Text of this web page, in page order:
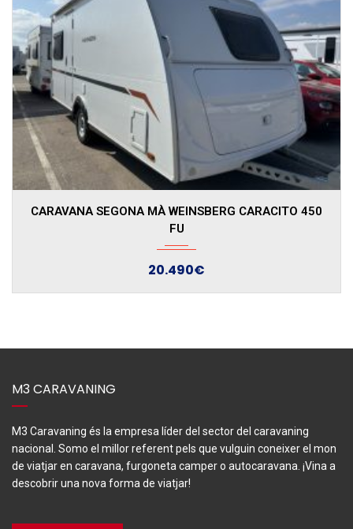
2023
CARAVANA DE SEGONA MÀ WEINSBERG CARAONE
400 LK
17.950€
M3 CARAVANING
M3 Caravaning és la empresa líder del sector del caravaning
nacional. Somo el millor referent pels que vulguin coneixer el mon
de viatjar en caravana, furgoneta camper o autocaravana. ¡Vina a
descobrir una nova forma de viatjar!